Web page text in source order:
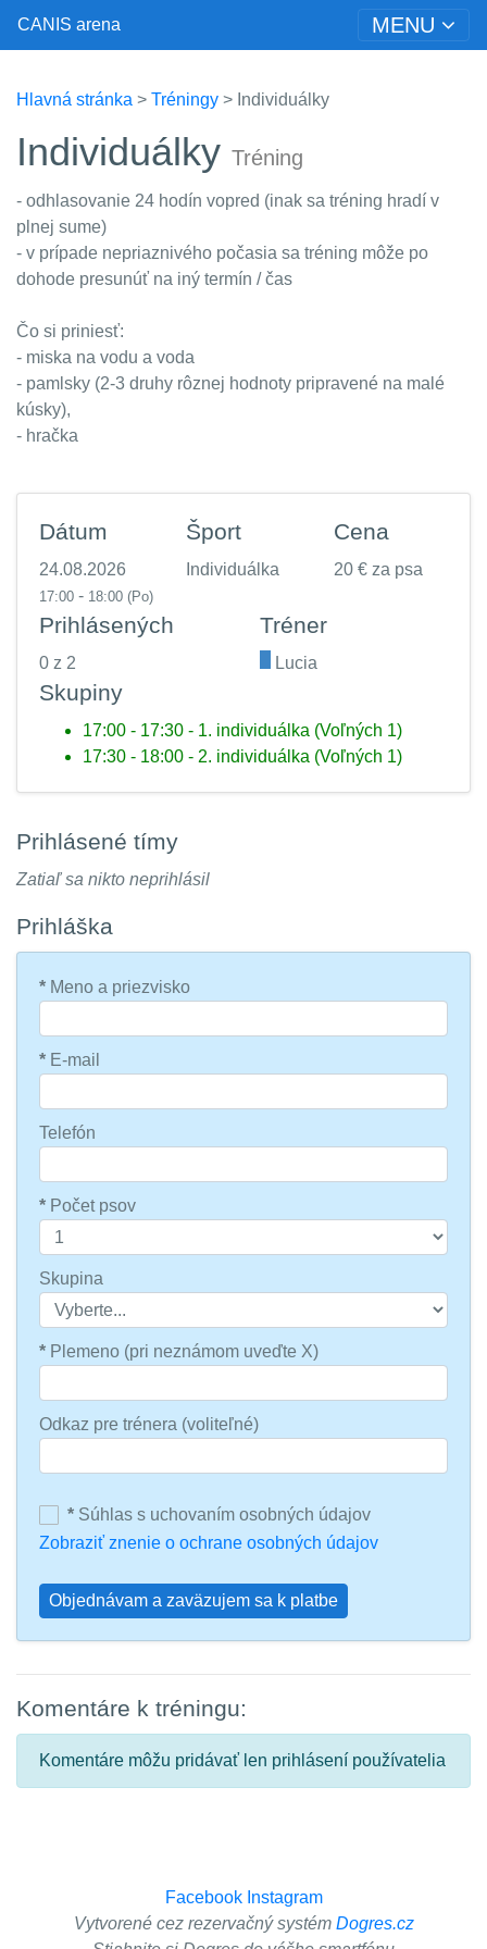
CANIS arena MENU
Hlavná stránka > Tréningy > Individuálky
Individuálky Tréning
- odhlasovanie 24 hodín vopred (inak sa tréning hradí v
plnej sume)
- v prípade nepriaznivého počasia sa tréning môže po
dohode presunúť na iný termín / čas
Čo si priniesť:
- miska na vodu a voda
- pamlsky (2-3 druhy rôznej hodnoty pripravené na malé
kúsky),
- hračka
Dátum
24.08.2026
17:00 - 18:00 (Po)
Šport
Individuálka
Cena
20 € za psa
Prihlásených
0 z 2
Tréner
Lucia
Skupiny
17:00 - 17:30 - 1. individuálka (Voľných 1)
17:30 - 18:00 - 2. individuálka (Voľných 1)
Prihlásené tímy
Zatiaľ sa nikto neprihlásil
Prihláška
* Meno a priezvisko
* E-mail
Telefón
* Počet psov
Skupina
* Plemeno (pri neznámom uveďte X)
Odkaz pre trénera (voliteľné)
* Súhlas s uchovaním osobných údajov
Zobraziť znenie o ochrane osobných údajov
Objednávam a zaväzujem sa k platbe
Komentáre k tréningu:
Komentáre môžu pridávať len prihlásení používatelia
Facebook Instagram
Vytvorené cez rezervačný systém Dogres.cz